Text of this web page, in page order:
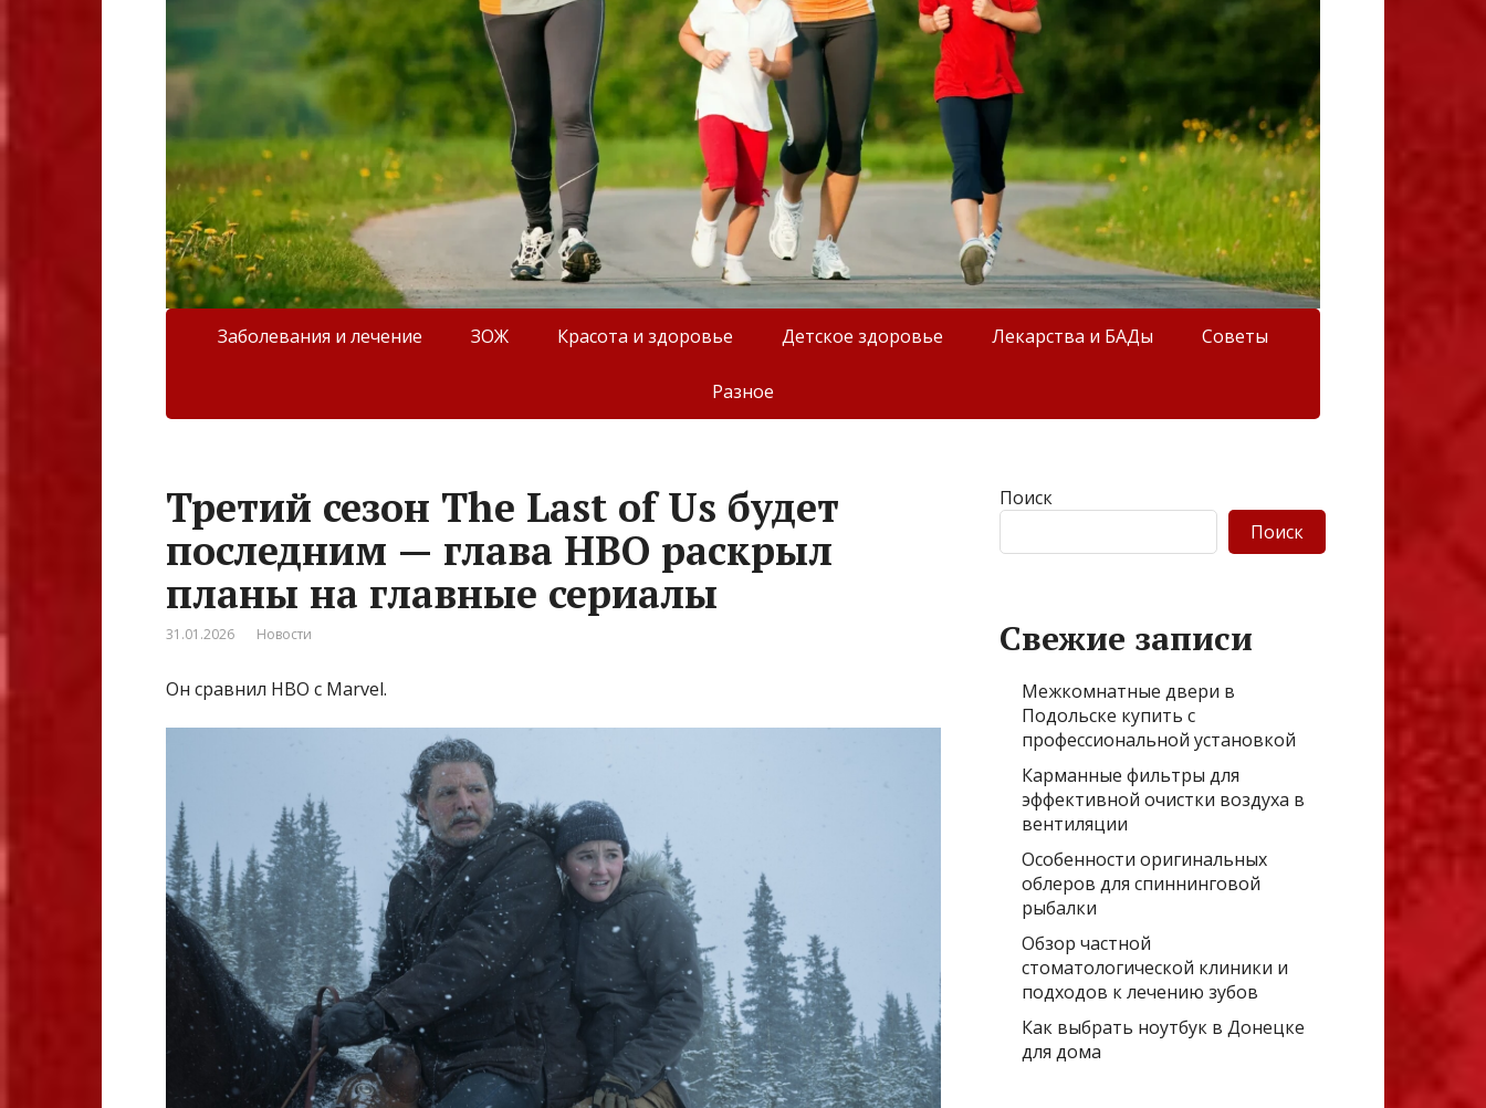
Заболевания и лечение ЗОЖ Красота и здоровье Детское здоровье Лекарства и БАДы Советы
Разное
Третий сезон The Last of Us будет
последним — глава НВО раскрыл
планы на главные сериалы
31.01.2026 Новости
Он сравнил HBO с Marvel.
Поиск
Поиск
Свежие записи
Межкомнатные двери в
Подольске купить с
профессиональной установкой
Карманные фильтры для
эффективной очистки воздуха в
вентиляции
Особенности оригинальных
облеров для спиннинговой
рыбалки
Обзор частной
стоматологической клиники и
подходов к лечению зубов
Как выбрать ноутбук в Донецке
для дома